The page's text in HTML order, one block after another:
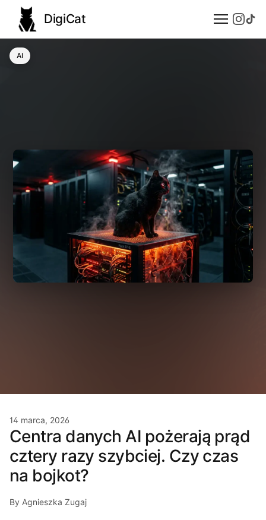
DigiCat
AI
Społeczeństwo
AI
14 marca, 2026
Centra danych AI pożerają prąd
cztery razy szybciej. Czy czas
na bojkot?
By Agnieszka Zugaj